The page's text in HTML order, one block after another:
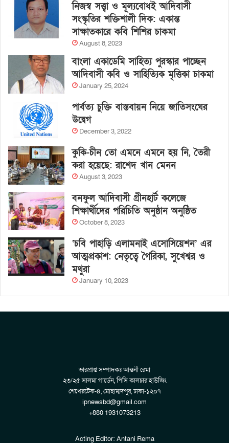
নিজস্ব সত্ত্বা ও মূল্যবোধই আদিবাসী
সংস্কৃতির শক্তিশালী দিক: একান্ত
সাক্ষাতকারে কবি শিশির চাকমা
August 8, 2023
বাংলা একাডেমি সাহিত্য পুরস্কার পাচ্ছেন
আদিবাসী কবি ও সাহিত্যিক মৃত্তিকা চাকমা
January 25, 2024
পার্বত্য চুক্তি বাস্তবায়ন নিয়ে জাতিসংঘের
উদ্বেগ
December 3, 2022
কুকি-চীন তো এমনে এমনে হয় নি, তৈরী
করা হয়েছে: রাশেদ খান মেনন
August 3, 2023
বনফুল আদিবাসী গ্রীনহার্ট কলেজে
শিক্ষার্থীদের পরিচিতি অনুষ্ঠান অনুষ্ঠিত
October 8, 2023
‘চবি পাহাড়ি এলামনাই এসোসিয়েশন’ এর
আত্মপ্রকাশ: নেতৃত্বে গৈরিকা, সুখেশ্বর ও
মথুরা
January 10, 2023
ভারপ্রাপ্ত সম্পাদকঃ আন্তনী রেমা
২৩/২৫ সালমা গার্ডেন, পিসি কালচার হাউজিং
শেখেরটেক-৪, মোহাম্মদপুর, ঢাকা-১২০৭
ipnewsbd@gmail.com
+880 1931073213
Acting Editor: Antani Rema